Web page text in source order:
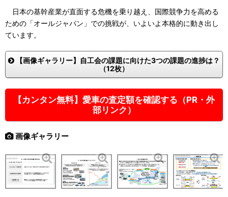
日本の基幹産業が直面する危機を乗り越え、国際競争力を高める
ための「オールジャパン」での挑戦が、いよいよ本格的に動き出し
ています。
【画像ギャラリー】自工会の課題に向けた3つの課題の進捗は？
（12枚）
【カンタン無料】愛車の査定額を確認する（PR・外
部リンク）
画像ギャラリー